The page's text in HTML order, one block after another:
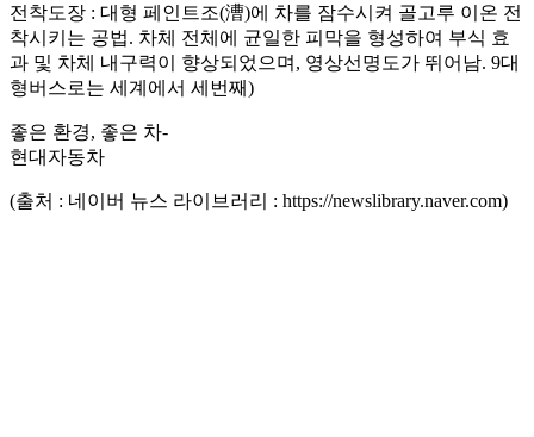
전착도장 : 대형 페인트조(漕)에 차를 잠수시켜 골고루 이온 전
착시키는 공법. 차체 전체에 균일한 피막을 형성하여 부식 효
과 및 차체 내구력이 향상되었으며, 영상선명도가 뛰어남. 9대
형버스로는 세계에서 세번째)
좋은 환경, 좋은 차-
현대자동차
(출처 : 네이버 뉴스 라이브러리 : https://newslibrary.naver.com)